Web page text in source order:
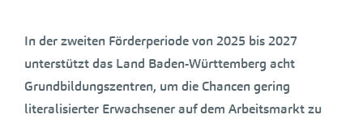
In der zweiten Förderperiode von 2025 bis 2027
unterstützt das Land Baden-Württemberg acht
Grundbildungszentren, um die Chancen gering
literalisierter Erwachsener auf dem Arbeitsmarkt zu